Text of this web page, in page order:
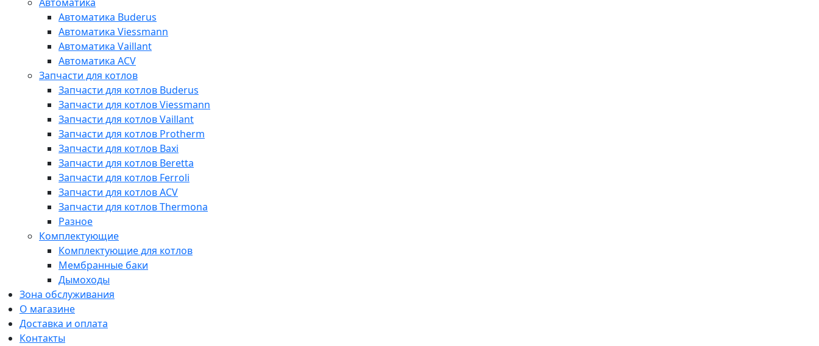
Автоматика
Автоматика Buderus
Автоматика Viessmann
Автоматика Vaillant
Автоматика ACV
Запчасти для котлов
Запчасти для котлов Buderus
Запчасти для котлов Viessmann
Запчасти для котлов Vaillant
Запчасти для котлов Protherm
Запчасти для котлов Baxi
Запчасти для котлов Beretta
Запчасти для котлов Ferroli
Запчасти для котлов ACV
Запчасти для котлов Thermona
Разное
Комплектующие
Комплектующие для котлов
Мембранные баки
Дымоходы
Зона обслуживания
О магазине
Доставка и оплата
Контакты